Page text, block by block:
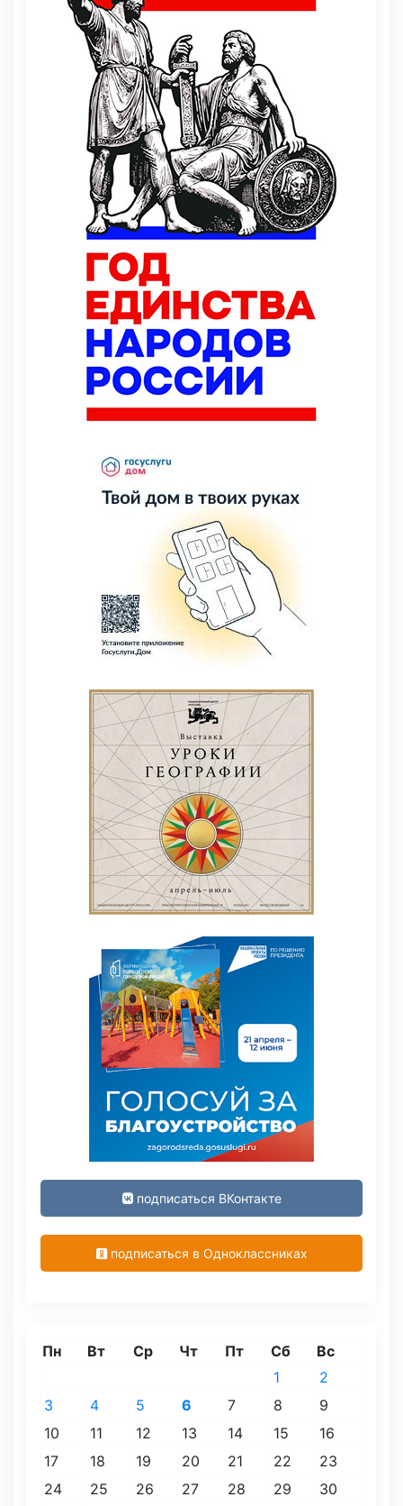
подписаться ВКонтакте
подписаться в Одноклассниках
Пн Вт Ср Чт Пт Сб
Вс
1
2
3
4 5 6 7 8
9
10
11 12 13 14 15
16
17
18 19 20 21 22
23
24
25 26 27 28 29 30